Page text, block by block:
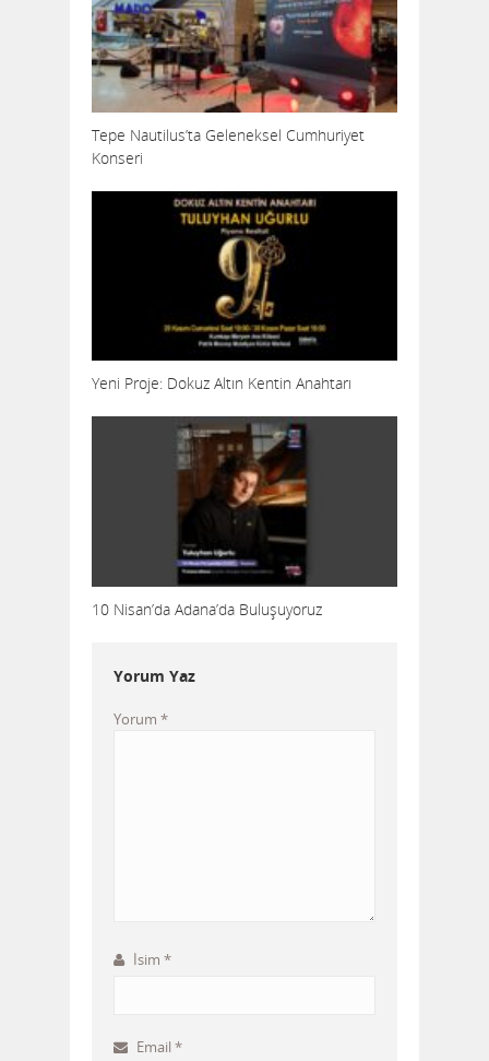
Tepe Nautilus’ta Geleneksel Cumhuriyet
Konseri
Yeni Proje: Dokuz Altın Kentin Anahtarı
10 Nisan’da Adana’da Buluşuyoruz
Yorum Yaz
Yorum *
İsim *
Email *